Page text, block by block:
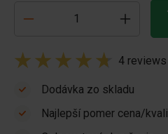
4 reviews
Dodávka zo skladu
Najlepší pomer cena/